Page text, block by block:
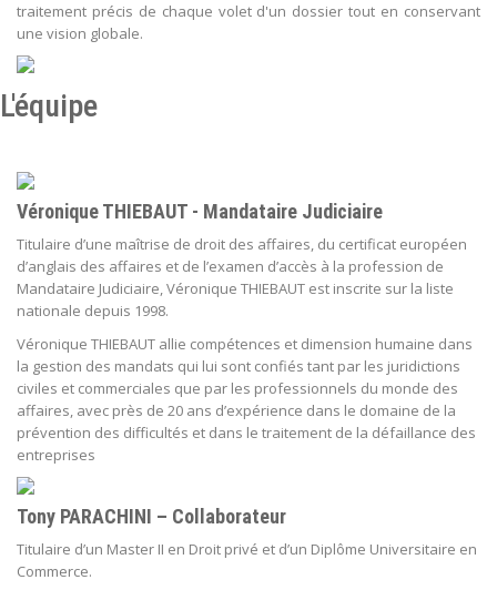
traitement précis de chaque volet d'un dossier tout en conservant
une vision globale.
L'équipe
Véronique THIEBAUT - Mandataire Judiciaire
Titulaire d’une maîtrise de droit des affaires, du certificat européen
d’anglais des affaires et de l’examen d’accès à la profession de
Mandataire Judiciaire, Véronique THIEBAUT est inscrite sur la liste
nationale depuis 1998.
Véronique THIEBAUT allie compétences et dimension humaine dans
la gestion des mandats qui lui sont confiés tant par les juridictions
civiles et commerciales que par les professionnels du monde des
affaires, avec près de 20 ans d’expérience dans le domaine de la
prévention des difficultés et dans le traitement de la défaillance des
entreprises
Tony PARACHINI – Collaborateur
Titulaire d’un Master II en Droit privé et d’un Diplôme Universitaire en
Commerce.